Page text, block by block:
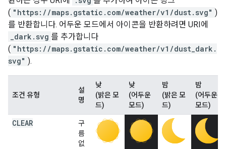
( "https://maps.gstatic.com/weather/v1/dust.svg" )
를 반환합니다. 어두운 모드에서 아이콘을 반환하려면 URI에
_dark.svg 를 추가합니다
( "https://maps.gstatic.com/weather/v1/dust_dark.
svg" ).
조건 유형
설
명
낮
(밝은 모
드)
낮
(어두운
모드)
밤
(밝은 모
드)
밤
(어두운
모드)
CLEAR
구
름
없